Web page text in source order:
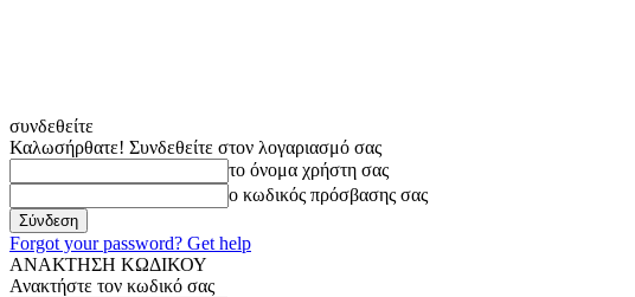
συνδεθείτε
Καλωσήρθατε! Συνδεθείτε στον λογαριασμό σας
το όνομα χρήστη σας
ο κωδικός πρόσβασης σας
Forgot your password? Get help
ΑΝΑΚΤΗΣΗ ΚΩΔΙΚΟΥ
Ανακτήστε τον κωδικό σας